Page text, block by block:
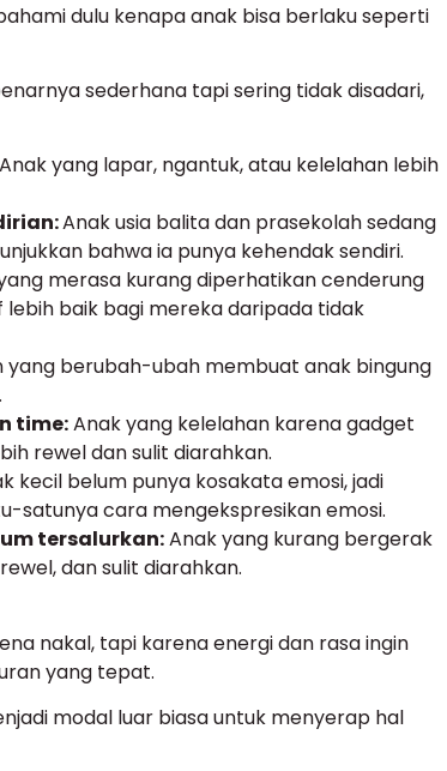
dulu kenapa anak bisa berlaku seperti
sederhana tapi sering tidak disadari,
Anak yang lapar, ngantuk, atau kelelahan lebih
Anak usia balita dan prasekolah sedang
bahwa ia punya kehendak sendiri.
merasa kurang diperhatikan cenderung
baik bagi mereka daripada tidak
yang berubah-ubah membuat anak bingung
time:Anak yang kelelahan karena gadget
rewel dan sulit diarahkan.
kecil belum punya kosakata emosi, jadi
satunya cara mengekspresikan emosi.
tersalurkan:Anak yang kurang bergerak
dan sulit diarahkan.
nakal, tapi karena energi dan rasa ingin
yang tepat.
modal luar biasa untuk menyerap hal